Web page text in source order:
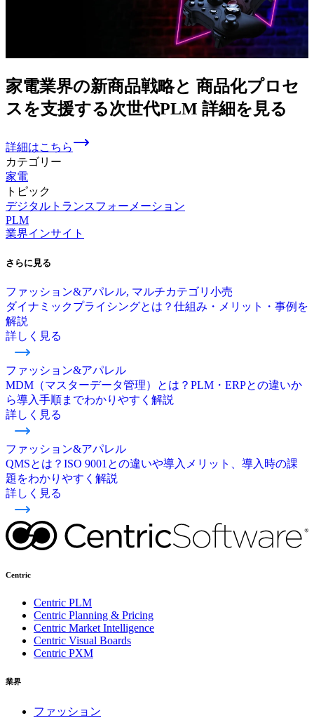
家電業界の新商品戦略と 商品化プロセ
スを支援する次世代PLM 詳細を 見る
詳細はこちら
カテゴリー
家電
トピック
デジタルトランスフォーメーション
PLM
業界インサイト
さらに 見る
ファッション&アパレル, マルチカテゴリ小売
ダイナミックプライシングとは？仕組み・メリット・事例を
解説
詳しく見る
ファッション&アパレル
MDM（マスターデータ管理）とは？PLM・ERPとの違いか
ら導入手順までわかりやすく解説
詳しく見る
ファッション&アパレル
QMSとは？ISO 9001との違いや導入メリット、導入時の課
題をわかりやすく解説
詳しく見る
Centric
Centric PLM
Centric Planning & Pricing
Centric Market Intelligence
Centric Visual Boards
Centric PXM
業界
ファッション